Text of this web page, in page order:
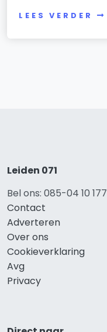
LEES VERDER
Leiden 071
Bel ons: 085-04 10 177
Contact
Adverteren
Over ons
Cookieverklaring
Avg
Privacy